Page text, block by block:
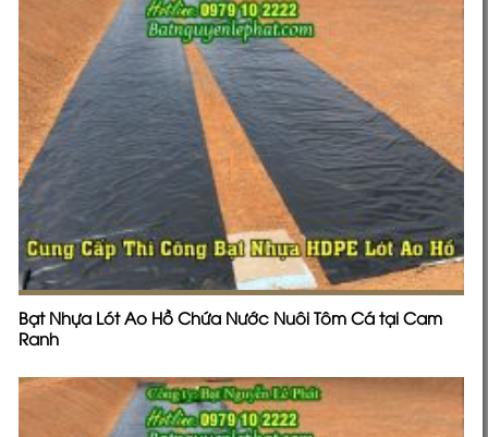
Bạt Nhựa Lót Ao Hồ Chứa Nước Nuôi Tôm Cá tại Cam
Ranh